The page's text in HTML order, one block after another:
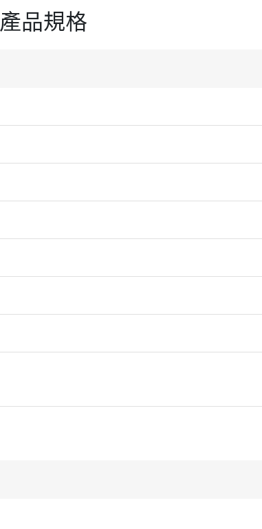
產品規格